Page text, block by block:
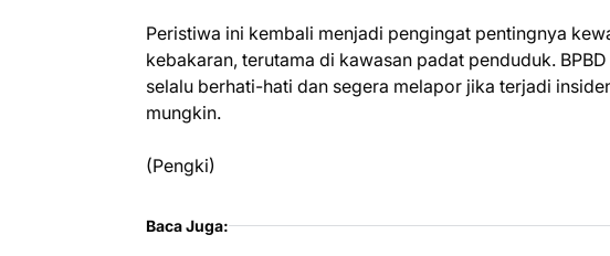
Peristiwa ini kembali menjadi pengingat pentingnya
kebakaran, terutama di kawasan padat penduduk.
selalu berhati-hati dan segera melapor jika terjadi
mungkin.
(Pengki)
Baca Juga: